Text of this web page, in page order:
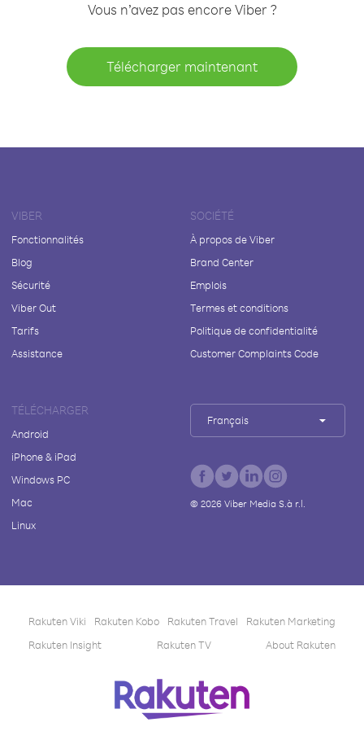
Vous n’avez pas encore Viber ?
Télécharger maintenant
VIBER
Fonctionnalités
Blog
Sécurité
Viber Out
Tarifs
Assistance
SOCIÉTÉ
À propos de Viber
Brand Center
Emplois
Termes et conditions
Politique de confidentialité
Customer Complaints Code
TÉLÉCHARGER
Android
iPhone & iPad
Windows PC
Mac
Linux
Français
© 2026Viber Media S.à r.l.
Rakuten Viki Rakuten Kobo Rakuten Travel
Rakuten Marketing
Rakuten Insight
Rakuten TV About Rakuten